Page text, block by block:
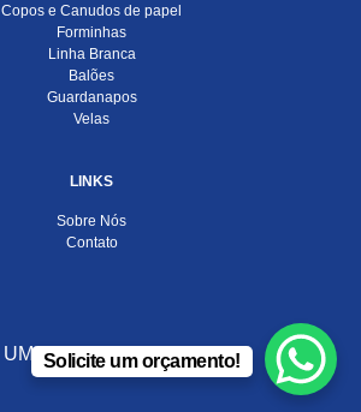
Copos e Canudos de papel
Forminhas
Linha Branca
Balões
Guardanapos
Velas
LINKS
Sobre Nós
Contato
UMA EMPRESA DO
Solicite um orçamento!